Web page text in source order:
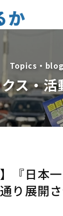
Topics・blog
ス・活
】『日本
り展開